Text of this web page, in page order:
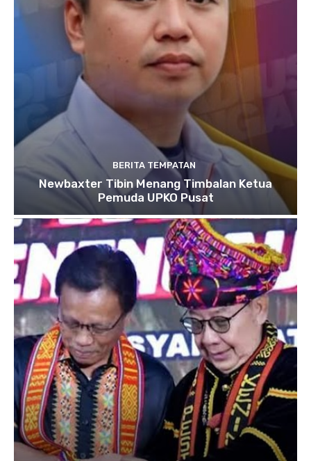
BERITA TEMPATAN
Newbaxter Tibin Menang Timbalan Ketua
Pemuda UPKO Pusat